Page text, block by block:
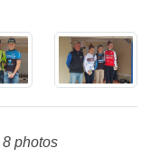
8 photos